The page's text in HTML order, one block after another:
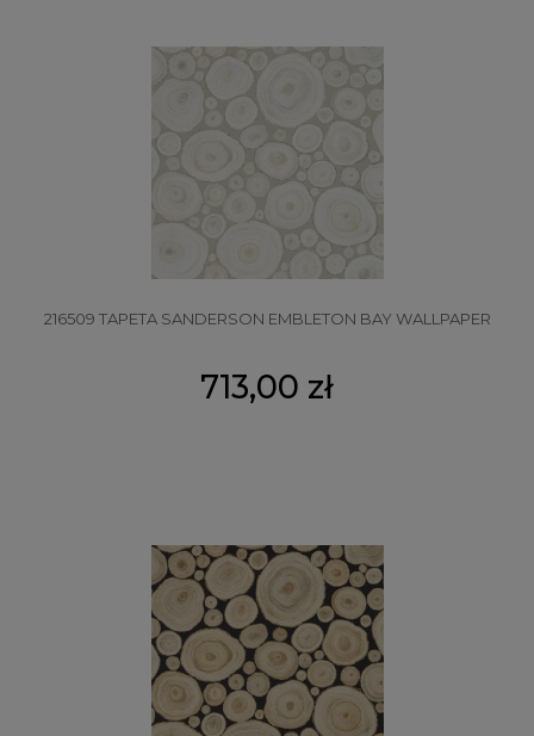
216509 TAPETA SANDERSON EMBLETON BAY WALLPAPER
713,00 zł